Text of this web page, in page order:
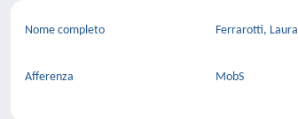
Nome completo Ferrarotti, Laura
Afferenza MobS